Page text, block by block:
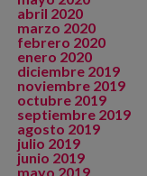
abril 2020
marzo 2020
febrero 2020
enero 2020
diciembre 2019
noviembre 2019
octubre 2019
septiembre 2019
agosto 2019
julio 2019
junio 2019
mayo 2019